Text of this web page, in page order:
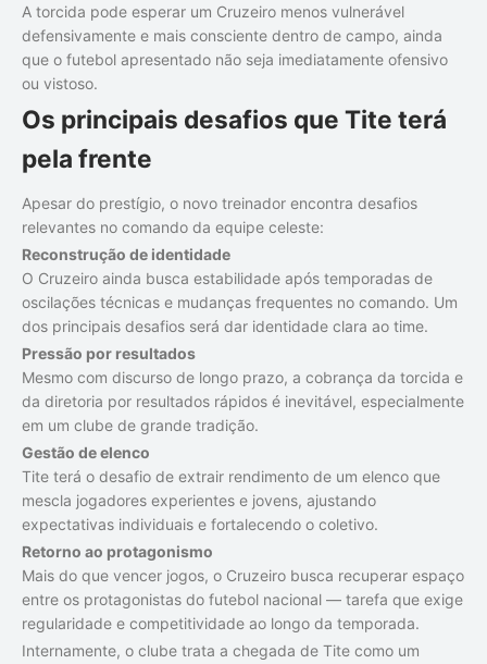
A torcida pode esperar um Cruzeiro menos vulnerável
defensivamente e mais consciente dentro de campo, ainda
que o futebol apresentado não seja imediatamente ofensivo
ou vistoso.
Os principais desafios que Tite terá
pela frente
Apesar do prestígio, o novo treinador encontra desafios
relevantes no comando da equipe celeste:
Reconstrução de identidade
O Cruzeiro ainda busca estabilidade após temporadas de
oscilações técnicas e mudanças frequentes no comando. Um
dos principais desafios será dar identidade clara ao time.
Pressão por resultados
Mesmo com discurso de longo prazo, a cobrança da torcida e
da diretoria por resultados rápidos é inevitável, especialmente
em um clube de grande tradição.
Gestão de elenco
Tite terá o desafio de extrair rendimento de um elenco que
mescla jogadores experientes e jovens, ajustando
expectativas individuais e fortalecendo o coletivo.
Retorno ao protagonismo
Mais do que vencer jogos, o Cruzeiro busca recuperar espaço
entre os protagonistas do futebol nacional — tarefa que exige
regularidade e competitividade ao longo da temporada.
Internamente, o clube trata a chegada de Tite como um